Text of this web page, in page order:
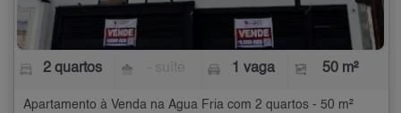
2 quartos 1 vaga 50 m²
Apartamento à Venda na Água Fria com 2 quartos - 50 m²